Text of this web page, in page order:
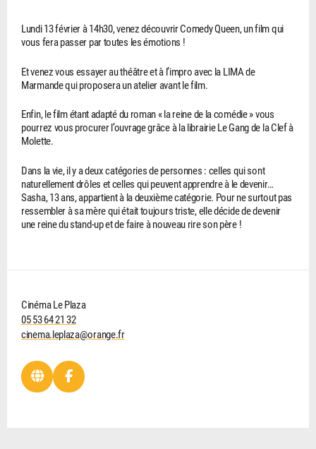
Lundi 13 février à 14h30, venez découvrir Comedy Queen, un film qui
vous fera passer par toutes les émotions !
Et venez vous essayer au théâtre et à l’impro avec la LIMA de
Marmande qui proposera un atelier avant le film.
Enfin, le film étant adapté du roman « la reine de la comédie » vous
pourrez vous procurer l’ouvrage grâce à la librairie Le Gang de la Clef à
Molette.
Dans la vie, il y a deux catégories de personnes : celles qui sont
naturellement drôles et celles qui peuvent apprendre à le devenir…
Sasha, 13 ans, appartient à la deuxième catégorie. Pour ne surtout pas
ressembler à sa mère qui était toujours triste, elle décide de devenir
une reine du stand-up et de faire à nouveau rire son père !
Cinéma Le Plaza
05 53 64 21 32
cinema.leplaza@orange.fr